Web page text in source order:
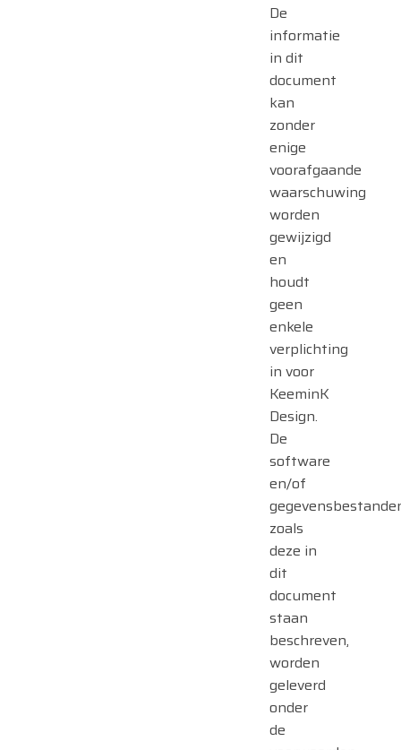
De
informatie
in dit
document
kan
zonder
enige
voorafgaande
waarschuwing
worden
gewijzigd
en
houdt
geen
enkele
verplichting
in voor
KeeminK
Design.
De
software
en/of
zoals
deze in
dit
document
staan
beschreven,
worden
geleverd
onder
de